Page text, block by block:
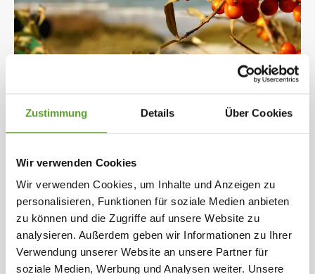
Zustimmung Details Über Cookies
Wir verwenden Cookies
Wir verwenden Cookies, um Inhalte und Anzeigen zu
personalisieren, Funktionen für soziale Medien anbieten
zu können und die Zugriffe auf unsere Website zu
analysieren. Außerdem geben wir Informationen zu Ihrer
Verwendung unserer Website an unsere Partner für
soziale Medien, Werbung und Analysen weiter. Unsere
Was kann man im August in der dänischen
Natur erleben?
Im Spätsommer bietet die dänische Natur
viele Möglichkeiten, saisonale Früchte zu
sammeln und spannende Naturphänomene
zu entdecken.
Im August lassen sich Pflaumen,
Sanddorn, Brombeeren und andere